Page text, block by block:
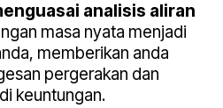
analisis aliran
masa nyata menjadi
memberikan anda
pergerakan dan
keuntungan.